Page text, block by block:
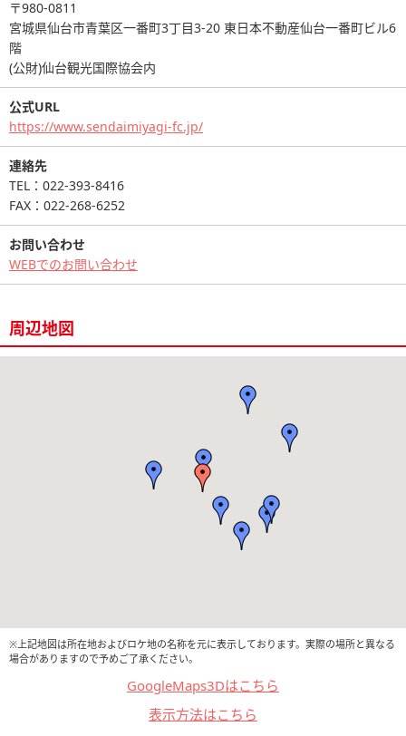
〒980-0811
宮城県仙台市青葉区一番町3丁目3-20 東日本不動産仙台一番町ビル6
階
(公財)仙台観光国際協会内
公式URL
https://www.sendaimiyagi-fc.jp/
連絡先
TEL：022-393-8416
FAX：022-268-6252
お問い合わせ
WEBでのお問い合わせ
周辺地図
※上記地図は所在地およびロケ地の名称を元に表示しております。実際の場所と異なる
場合がありますので予めご了承ください。
GoogleMaps3Dはこちら
表示方法はこちら